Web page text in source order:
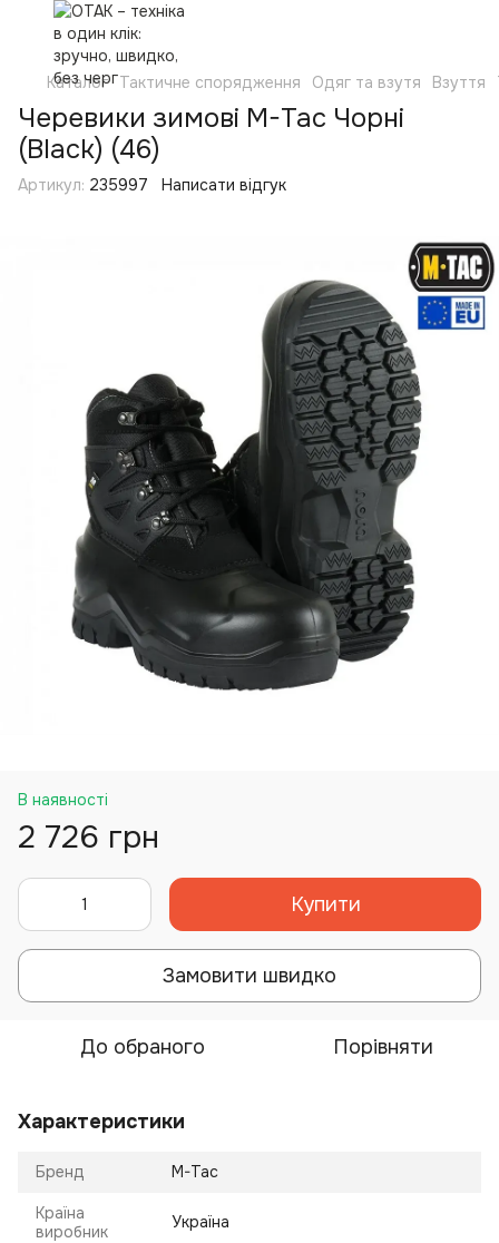
Каталог Тактичне спорядження Одяг та взутя Взуття
Черевики зимові M-Tac Чорні
(Black) (46)
Артикул: 235997 Написати відгук
В наявності
2 726 грн
Купити
Замовити швидко
До обраного Порівняти
Характеристики
Бренд M-Tac
Країна
виробник
Україна